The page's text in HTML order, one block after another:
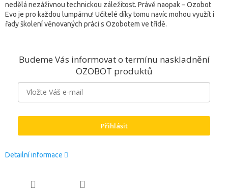
nedělá nezáživnou technickou záležitost. Právě naopak – Ozobot
Evo je pro každou lumpárnu! Učitelé díky tomu navíc mohou využít i
řady školení věnovaných práci s Ozobotem ve třídě.
Budeme Vás informovat o termínu naskladnění
OZOBOT produktů
Přihlásit
Detailní informace